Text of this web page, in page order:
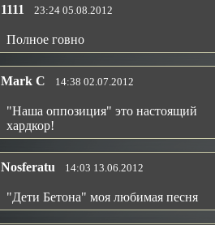
1111 23:24 05.08.2012
Полное говно
Mark C 14:38 02.07.2012
"Наша оппозиция" это настоящий
хардкор!
Nosferatu 14:03 13.06.2012
"Дети Бетона" моя любимая песня